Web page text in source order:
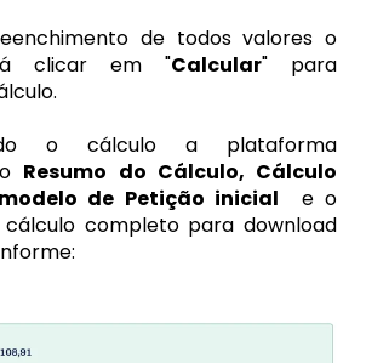
de todos valores o
clicar em "Calcular" para
o cálculo a plataforma
Resumo do Cálculo, Cálculo
de Petição inicial e o
completo para download